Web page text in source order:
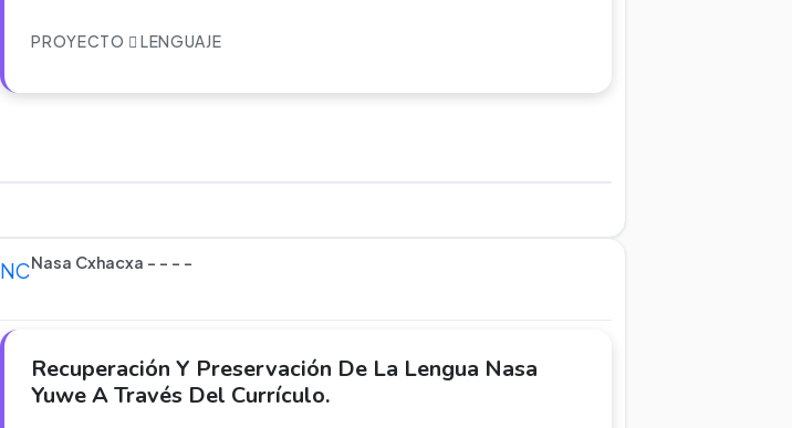
PROYECTO LENGUAJE
NCNasa Cxhacxa - - - -
Recuperación Y Preservación De La Lengua Nasa
Yuwe A Través Del Currículo.